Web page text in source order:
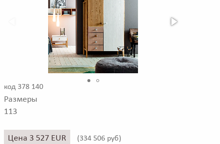
код 378 140
Размеры
113
Цена 3 527 EUR (334 506 руб)